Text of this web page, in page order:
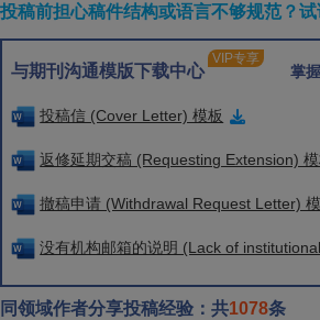
投稿前担心稿件结构或语言不够规范？
与期刊沟通模版下载中心
VIP专享
掌
投稿信 (Cover Letter) 模板
返修延期交稿 (Requesting Extension) 模
撤稿申请 (Withdrawal Request Letter)
没有机构邮箱的说明 (Lack of
同领域作者分享投稿经验：共1078条